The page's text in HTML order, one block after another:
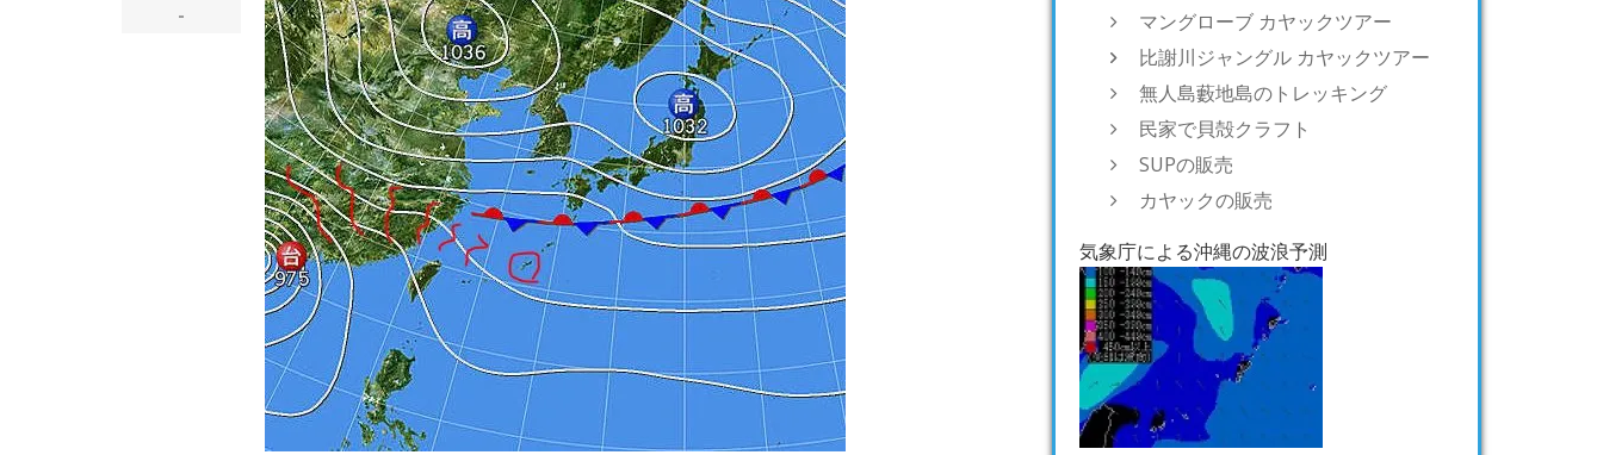
-
マングローブ カヤックツアー
比謝川ジャングル カヤックツアー
無人島藪地島のトレッキング
民家で貝殻クラフト
SUPの販売
カヤックの販売
気象庁による沖縄の波浪予測